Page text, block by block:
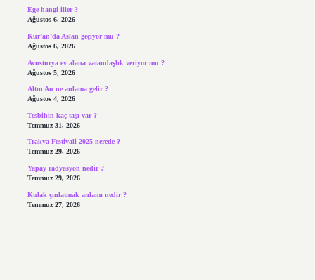
Ege hangi iller ?
Ağustos 6, 2026
Kur’an’da Aslan geçiyor mu ?
Ağustos 6, 2026
Avusturya ev alana vatandaşlık veriyor mu ?
Ağustos 5, 2026
Altın Au ne anlama gelir ?
Ağustos 4, 2026
Tesbihin kaç taşı var ?
Temmuz 31, 2026
Trakya Festivali 2025 nerede ?
Temmuz 29, 2026
Yapay radyasyon nedir ?
Temmuz 29, 2026
Kulak çınlatmak anlamı nedir ?
Temmuz 27, 2026